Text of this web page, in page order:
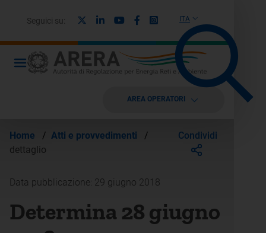
ITA
Seguici su: LinkedinYoutubeFacebook
Instagram
AREA OPERATORI
Home / Atti e provvedimenti
/
dettaglio
Condividi
Data pubblicazione: 29 giugno 2018
Determina 28 giugno